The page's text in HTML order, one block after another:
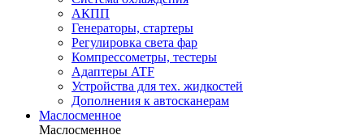
АКПП
Генераторы, стартеры
Регулировка света фар
Компрессометры, тестеры
Адаптеры ATF
Устройства для тех. жидкостей
Дополнения к автосканерам
Маслосменное
Маслосменное